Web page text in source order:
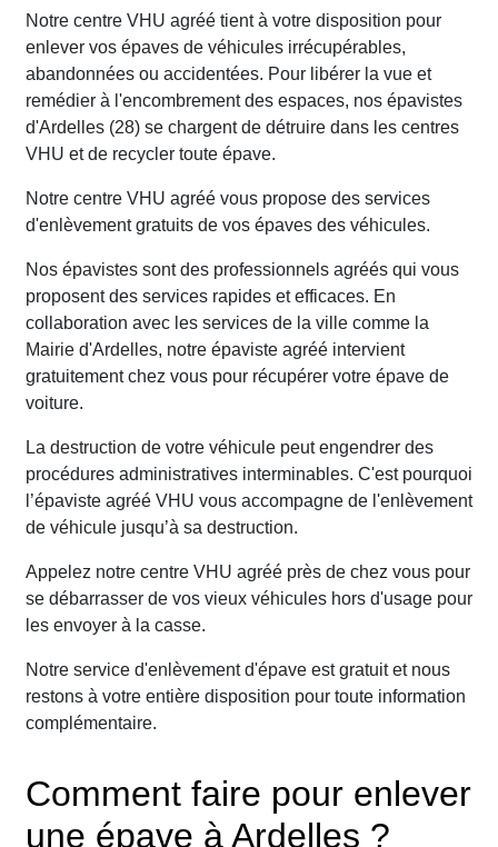
Notre centre VHU agréé tient à votre disposition pour
enlever vos épaves de véhicules irrécupérables,
abandonnées ou accidentées. Pour libérer la vue et
remédier à l'encombrement des espaces, nos épavistes
d'Ardelles (28) se chargent de détruire dans les centres
VHU et de recycler toute épave.
Notre centre VHU agréé vous propose des services
d'enlèvement gratuits de vos épaves des véhicules.
Nos épavistes sont des professionnels agréés qui vous
proposent des services rapides et efficaces. En
collaboration avec les services de la ville comme la
Mairie d'Ardelles, notre épaviste agréé intervient
gratuitement chez vous pour récupérer votre épave de
voiture.
La destruction de votre véhicule peut engendrer des
procédures administratives interminables. C'est pourquoi
l’épaviste agréé VHU vous accompagne de l'enlèvement
de véhicule jusqu’à sa destruction.
Appelez notre centre VHU agréé près de chez vous pour
se débarrasser de vos vieux véhicules hors d'usage pour
les envoyer à la casse.
Notre service d'enlèvement d'épave est gratuit et nous
restons à votre entière disposition pour toute information
complémentaire.
Comment faire pour enlever
une épave à Ardelles ?